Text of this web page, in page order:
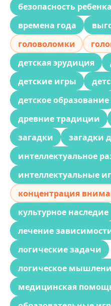
безопасность ребенка
времена года
головоломки
детская эрудиция
детские игры
детское образование
древние традиции
загадки
загадки
интеллектуальное
интеллектуальные
концентрация
культурное наследие
лечение
логические задачи
логическое
медицинская